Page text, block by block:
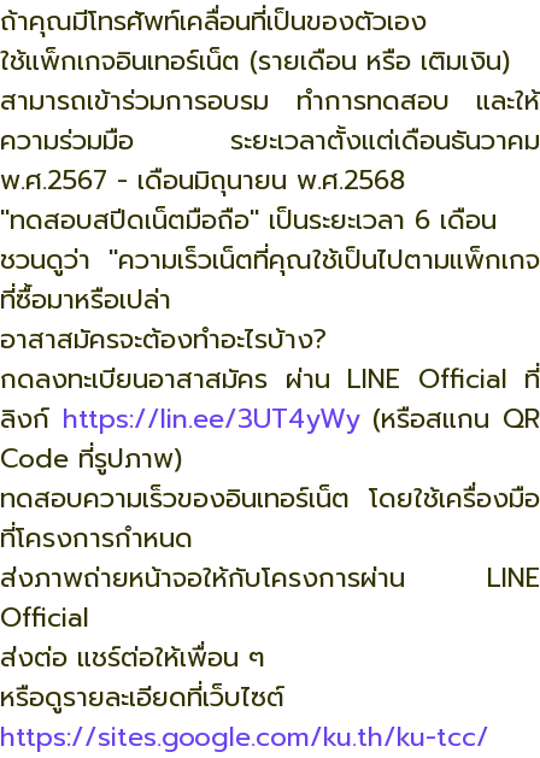
ถ้าคุณมีโทรศัพท์เคลื่อนที่เป็นของตัวเอง
ใช้แพ็กเกจอินเทอร์เน็ต (รายเดือน หรือ เติมเงิน)
สามารถเข้าร่วมการอบรม ทำการทดสอบ และให้
ความร่วมมือ ระยะเวลาตั้งแต่เดือนธันวาคม
พ.ศ.2567 - เดือนมิถุนายน พ.ศ.2568
"ทดสอบสปีดเน็ตมือถือ" เป็นระยะเวลา 6 เดือน
ชวนดูว่า "ความเร็วเน็ตที่คุณใช้เป็นไปตามแพ็กเกจ
ที่ซื้อมาหรือเปล่า
อาสาสมัครจะต้องทำอะไรบ้าง?
กดลงทะเบียนอาสาสมัคร ผ่าน LINE Official ที่
ลิงก์ https://lin.ee/3UT4yWy (หรือสแกน QR
Code ที่รูปภาพ)
ทดสอบความเร็วของอินเทอร์เน็ต โดยใช้เครื่องมือ
ที่โครงการกำหนด
ส่งภาพถ่ายหน้าจอให้กับโครงการผ่าน LINE
Official
ส่งต่อ แชร์ต่อให้เพื่อน ๆ
หรือดูรายละเอียดที่เว็บไซต์
https://sites.google.com/ku.th/ku-tcc/